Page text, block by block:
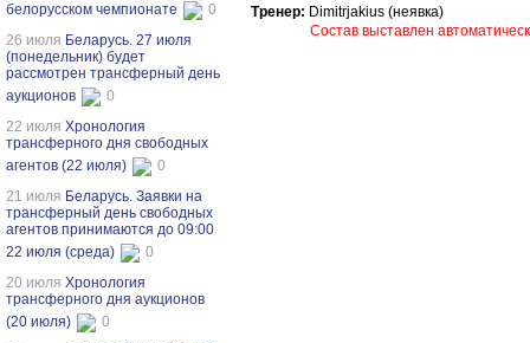
белорусском чемпионате
0
26 июля Беларусь. 27 июля
(понедельник) будет
рассмотрен трансферный день
аукционов
0
22 июля Хронология
трансферного дня свободных
агентов (22 июля)
0
21 июля Беларусь. Заявки на
трансферный день свободных
агентов принимаются до 09:00
22 июля (среда)
0
20 июля Хронология
трансферного дня аукционов
(20 июля)
0
Тренер: Dimitrjakius (неявка)
Состав выставлен